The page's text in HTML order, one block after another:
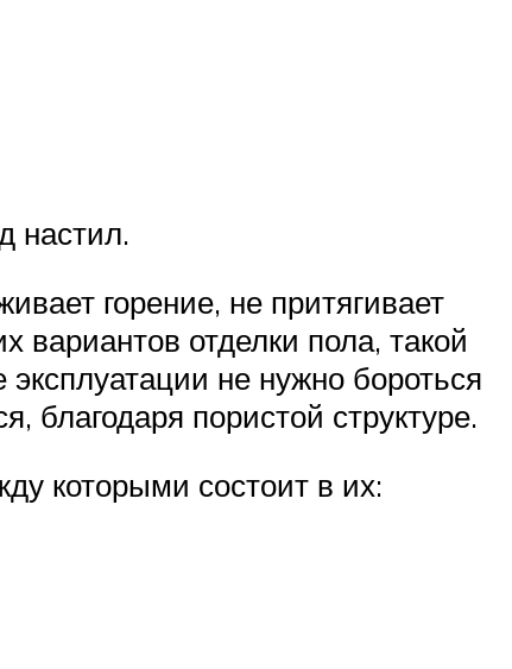
настил.
горение, не притягивает
вариантов отделки пола, такой
не нужно бороться
благодаря пористой структуре.
которыми состоит в их: